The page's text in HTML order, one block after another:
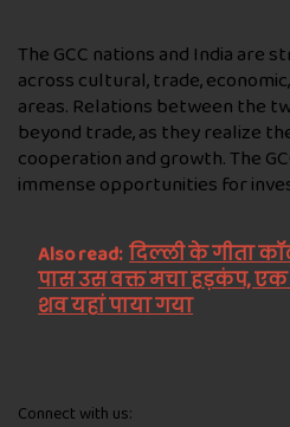
The GCC nations and India are
across cultural, trade,
areas. Relations between the
beyond trade, as they realize
cooperation and growth. The
immense opportunities for
Also read: दिल्ली के गीता
पास उस वक्त मचा हड़कंप,
शव यहां पाया गया
Connect with us: